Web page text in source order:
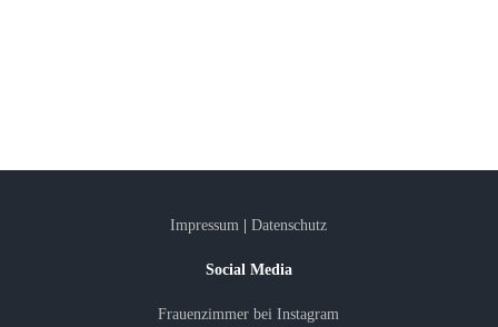
Impressum |Datenschutz
Social Media
Frauenzimmer bei Instagram